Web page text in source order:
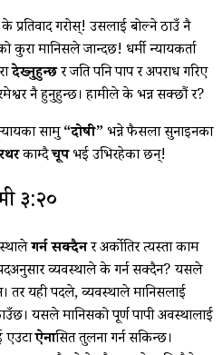
गरोस्! उसलाई बोल्ने ठाउँ नै
मानिसले जान्दछ! धर्मी न्यायकर्ता
देख्‍नुहुन्छर जति पनि पाप र अपराध गरिए
नै हुनुहुन्छ। हामीले के भन्न सक्छौं र?
सामु“दोषी” भन्ने फैसला सुनाइनका
काम्दैचूपभई उभिरहेका छन्!
३:२०
गर्न सक्दैनर अर्कोतिर त्यस्ता काम
व्यवस्थाले के गर्न सक्दैन? यसले
तर यही पदले, व्यवस्थाले मानिसलाई
यसले मानिसको पूर्ण पापी अवस्थालाई
एउटाऐनासित तुलना गर्न सकिन्छ।